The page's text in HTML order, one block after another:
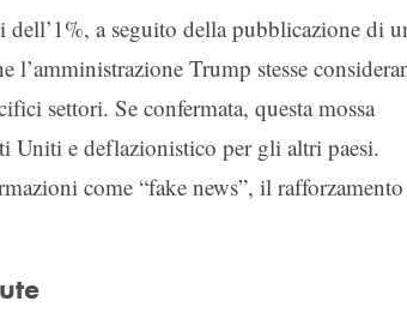
dell’1%, a seguito della pubblicazione di
Trump stesse
settori. Se confermata, questa mossa
Uniti e deflazionistico per gli altri paesi.
come “fake news”, il rafforzamento